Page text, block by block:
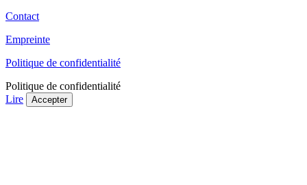
Contact
Empreinte
Politique de confidentialité
Politique de confidentialité
Lire
Accepter